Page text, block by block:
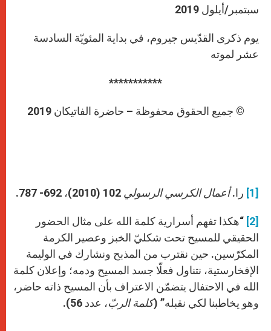
سبتمبر/أيلول 2019
يوم ذكرى القدّيس جيروم، في بداية المئويّة السادسة
عشر لموته
***********
© جميع الحقوق محفوظة – حاضرة الفاتيكان 2019
[1] را.أعمال الكرسي الرسولي
[2]
“هكذا تفهم أسرارية كلمة الله على مثال الحضور
الحقيقي للمسيح تحت شكليّ الخبز وعصير الكرمة
المكرّسين. حين نقترب من المذبح ونشارك في الوليمة
الإفخارستية، نتناول فعلّا جسد المسيح ودمه؛ وإعلان كلمة
الله في الاحتفال يتضمّن الاعتراف بأن المسيح ذاته حاضر،
وهو يخاطبنا لكي نقبله” (كلمة الربّ، عدد 56).